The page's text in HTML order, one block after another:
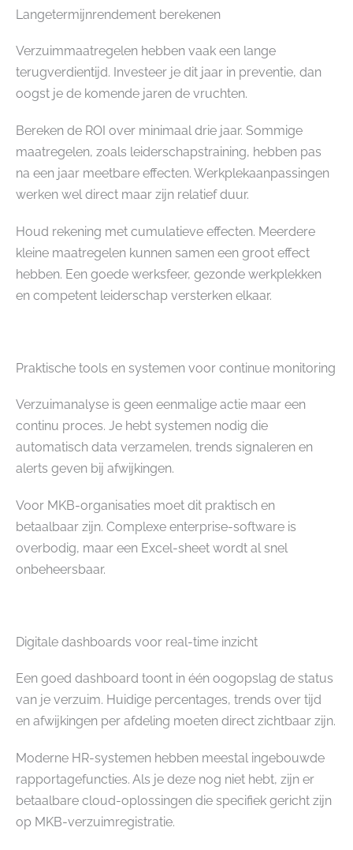
Langetermijnrendement berekenen
Verzuimmaatregelen hebben vaak een lange
terugverdientijd. Investeer je dit jaar in preventie, dan
oogst je de komende jaren de vruchten.
Bereken de ROI over minimaal drie jaar. Sommige
maatregelen, zoals leiderschapstraining, hebben pas
na een jaar meetbare effecten. Werkplekaanpassingen
werken wel direct maar zijn relatief duur.
Houd rekening met cumulatieve effecten. Meerdere
kleine maatregelen kunnen samen een groot effect
hebben. Een goede werksfeer, gezonde werkplekken
en competent leiderschap versterken elkaar.
Praktische tools en systemen voor continue monitoring
Verzuimanalyse is geen eenmalige actie maar een
continu proces. Je hebt systemen nodig die
automatisch data verzamelen, trends signaleren en
alerts geven bij afwijkingen.
Voor MKB-organisaties moet dit praktisch en
betaalbaar zijn. Complexe enterprise-software is
overbodig, maar een Excel-sheet wordt al snel
onbeheersbaar.
Digitale dashboards voor real-time inzicht
Een goed dashboard toont in één oogopslag de status
van je verzuim. Huidige percentages, trends over tijd
en afwijkingen per afdeling moeten direct zichtbaar zijn.
Moderne HR-systemen hebben meestal ingebouwde
rapportagefuncties. Als je deze nog niet hebt, zijn er
betaalbare cloud-oplossingen die specifiek gericht zijn
op MKB-verzuimregistratie.